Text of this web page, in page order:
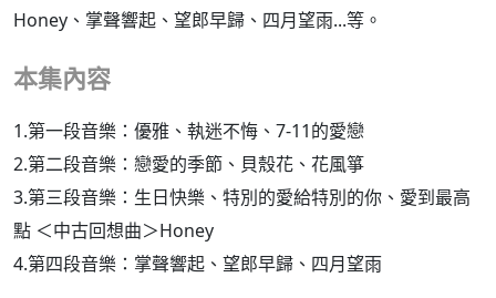
Honey、掌聲響起、望郎早歸、四月望雨...等。
本集內容
1.第一段音樂：優雅、執迷不悔、7-11的愛戀
2.第二段音樂：戀愛的季節、貝殼花、花風箏
3.第三段音樂：生日快樂、特別的愛給特別的你、愛到最高
點 ＜中古回想曲＞Honey
4.第四段音樂：掌聲響起、望郎早歸、四月望雨